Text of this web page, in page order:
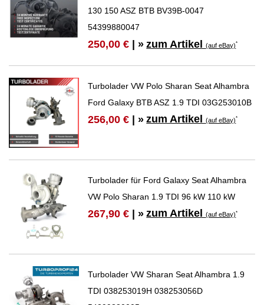
130 150 ASZ BTB BV39B-0047
54399880047
250,00 € | » zum Artikel(auf eBay)*
Turbolader VW Polo Sharan Seat Alhambra
Ford Galaxy BTB ASZ 1.9 TDI 03G253010B
256,00 € | » zum Artikel(auf eBay)*
Turbolader für Ford Galaxy Seat Alhambra
VW Polo Sharan 1.9 TDI 96 kW 110 kW
267,90 € | » zum Artikel(auf eBay)*
Turbolader VW Sharan Seat Alhambra 1.9
TDI 038253019H 038253056D